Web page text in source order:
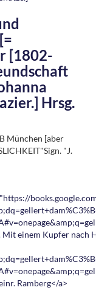
[1802-
Hrsg.
München [aber
"J.